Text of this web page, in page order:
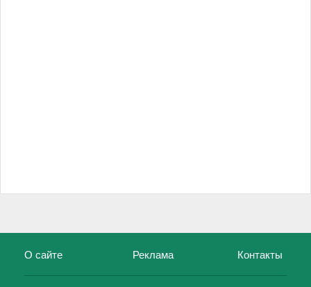
О сайте Реклама Контакты